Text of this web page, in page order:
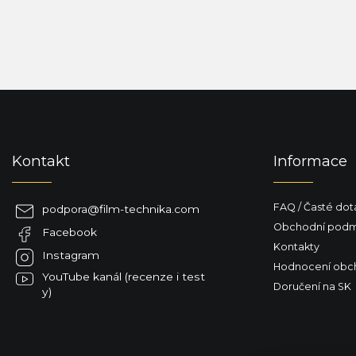
Kontakt
podpora@film-technika.com
Facebook
Instagram
YouTube kanál (recenze i test
y)
Informace
FAQ / Časté
Obchodní
Kontakty
Hodnocení
Doručení na SK